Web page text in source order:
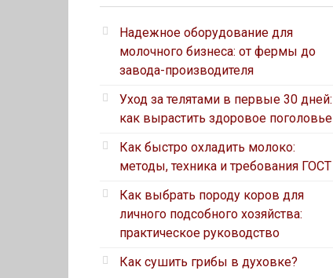
Надежное оборудование для
молочного бизнеса: от фермы до
завода-производителя
Уход за телятами в первые 30 дней:
как вырастить здоровое поголовье
Как быстро охладить молоко:
методы, техника и требования ГОСТ
Как выбрать породу коров для
личного подсобного хозяйства:
практическое руководство
Как сушить грибы в духовке?